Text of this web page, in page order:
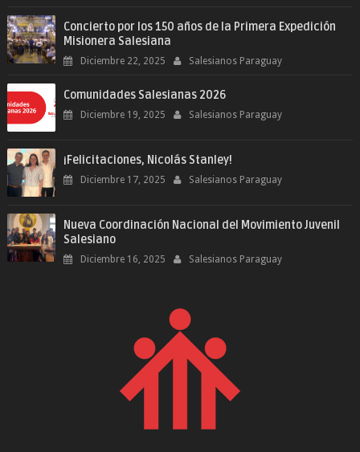
Concierto por los 150 años de la Primera Expedición
Misionera Salesiana
Diciembre 22, 2025 Salesianos Paraguay
Comunidades Salesianas 2026
Diciembre 19, 2025 Salesianos Paraguay
¡Felicitaciones, Nicolás Stanley!
Diciembre 17, 2025 Salesianos Paraguay
Nueva Coordinación Nacional del Movimiento Juvenil
Salesiano
Diciembre 16, 2025 Salesianos Paraguay